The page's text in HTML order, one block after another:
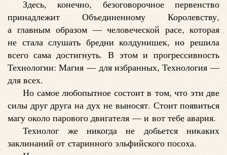
Здесь, конечно, безоговорочное первенство
принадлежит Объединенному Королевству,
а главным образом — человеческой расе, которая
не стала слушать бредни колдунишек, но решила
всего сама достигнуть. В этом и прогрессивность
Технологии: Магия — для избранных, Технология —
для всех.
Но самое любопытное состоит в том, что эти две
силы друг друга на дух не выносят. Стоит появиться
магу около парового двигателя — и вот тебе авария.
Технолог же никогда не добьется никаких
заклинаний от старинного эльфийского посоха.